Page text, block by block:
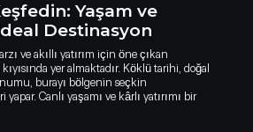
Yaşam ve
Destinasyon
ve akıllı yatırım için öne çıkan
yer almaktadır. Köklü tarihi, doğal
burayı bölgenin seçkin
Canlı yaşamı ve kârlı yatırımı bir